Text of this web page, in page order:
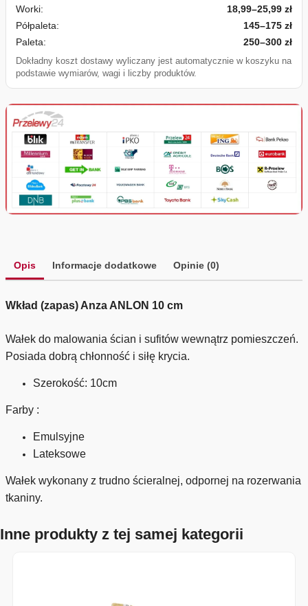
Worki:
18,99–25,99 zł
Półpaleta:
145–175 zł
Paleta:
250–300 zł
Dokładny koszt dostawy wyliczany jest automatycznie w koszyku na
podstawie wymiarów, wagi i liczby produktów.
Opis Informacje dodatkowe Opinie (0)
Wkład (zapas) Anza ANLON 10 cm
Wałek do malowania ścian i sufitów wewnątrz pomieszczeń.
Posiada dobrą chłonność i siłę krycia.
Szerokość: 10cm
Farby :
Emulsyjne
Lateksowe
Wałek wykonany z trudno ścieralnej, odpornej na rozerwania
tkaniny.
Inne produkty z tej samej kategorii